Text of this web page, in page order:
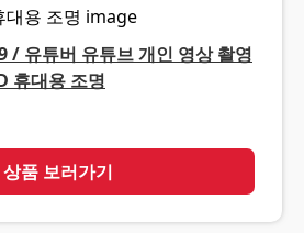
/ 유튜버 유튜브 개인 영상 촬영
휴대용 조명
상품 보러가기